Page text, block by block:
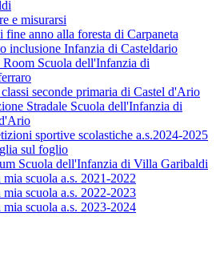
e misurarsi
fine anno alla foresta di Carpaneta
inclusione Infanzia di Casteldario
Room Scuola dell'Infanzia di
seconde primaria di Castel d'Ario
Stradale Scuola dell'Infanzia di
sportive scolastiche a.s.2024-2025
sul foglio
Scuola dell'Infanzia di Villa Garibaldi
scuola a.s. 2021-2022
scuola a.s. 2022-2023
scuola a.s. 2023-2024